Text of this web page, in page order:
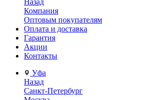
Назад
Компания
Оптовым покупателям
Оплата и доставка
Гарантия
Акции
Контакты
Уфа
Назад
Санкт-Петербург